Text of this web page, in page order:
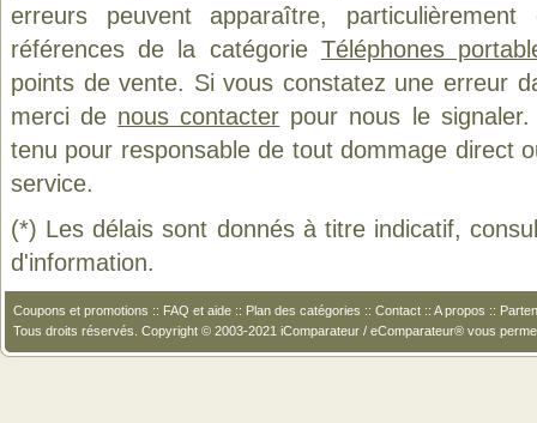
erreurs peuvent apparaître,
références de la catégorie Téléphones
points de vente. Si vous constatez une erreur
merci de nous contacter pour nous le
tenu pour responsable de tout dommage direct
service.
(*) Les délais sont donnés à titre indicatif,
d'information.
Coupons et promotions :: FAQ et aide :: Plan des catégories :: Contact :: A propos ::
Tous droits réservés. Copyright © 2003-2021 iComparateur / eComparateur® vous